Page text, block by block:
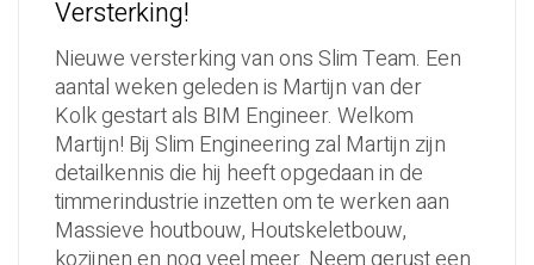
Versterking!
Nieuwe versterking van ons Slim Team. Een
aantal weken geleden is Martijn van der
Kolk gestart als BIM Engineer. Welkom
Martijn! Bij Slim Engineering zal Martijn zijn
detailkennis die hij heeft opgedaan in de
timmerindustrie inzetten om te werken aan
Massieve houtbouw, Houtskeletbouw,